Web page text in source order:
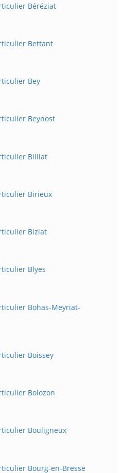
Béréziat
Bettant
Bey
Beynost
Billiat
Birieux
Biziat
Blyes
Bohas-Meyriat-
Boissey
Bolozon
Bouligneux
Bourg-en-Bresse